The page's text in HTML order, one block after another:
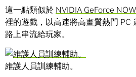
這一點類似於 NVIDIA GeForce NOW
裡的遊戲，以高速將高畫質熱門 PC
路上串流給玩家。
維護人員訓練輔助。